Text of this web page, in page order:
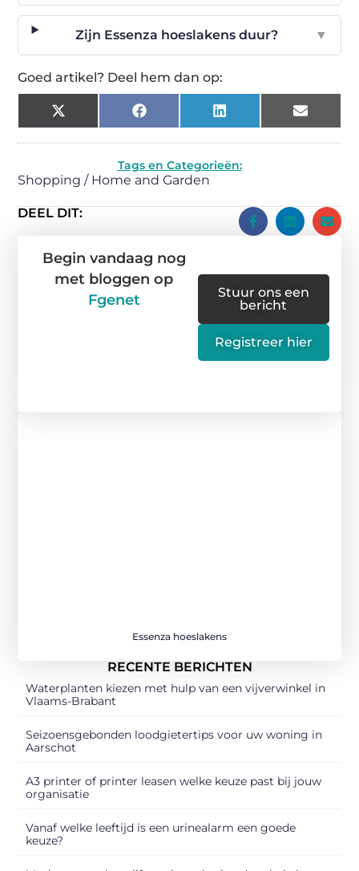
Zijn Essenza hoeslakens duur? ▼
Goed artikel? Deel hem dan op:
X
(Twitter)
Facebook LinkedIn Email
Tags en Categorieën:
Shopping / Home and Garden
DEEL DIT:
Essenza hoeslakens
RECENTE BERICHTEN
Waterplanten kiezen met hulp van een vijverwinkel in
Vlaams-Brabant
Seizoensgebonden loodgietertips voor uw woning in
Aarschot
A3 printer of printer leasen welke keuze past bij jouw
organisatie
Vanaf welke leeftijd is een urinealarm een goede
keuze?
Begin vandaag nog
met bloggen op
Fgenet
Stuur ons een
bericht
Registreer hier